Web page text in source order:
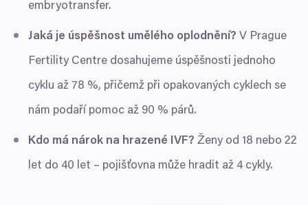
embryotransfer.
Jaká je úspěšnost umělého oplodnění? V Prague
Fertility Centre dosahujeme úspěšnosti jednoho
cyklu až 78 %, přičemž při opakovaných cyklech se
nám podaří pomoc až 90 % párů.
Kdo má nárok na hrazené IVF? Ženy od 18 nebo 22
let do 40 let – pojišťovna může hradit až 4 cykly.